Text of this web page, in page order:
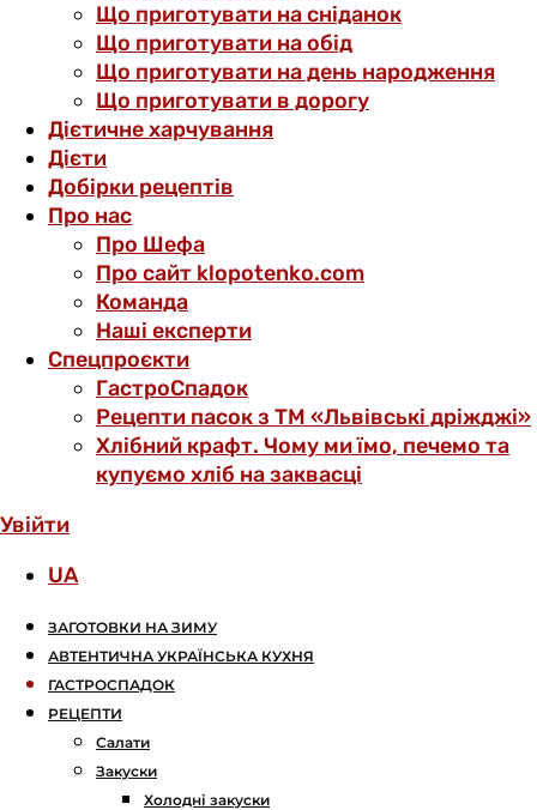
Що приготувати на сніданок
Що приготувати на обід
Що приготувати на день народження
Що приготувати в дорогу
Дієтичне харчування
Дієти
Добірки рецептів
Про нас
Про Шефа
Про сайт klopotenko.com
Команда
Наші експерти
Спецпроєкти
ГастроСпадок
Рецепти пасок з ТМ «Львівські дріжджі»
Хлібний крафт. Чому ми їмо, печемо та
купуємо хліб на заквасці
Увійти
UA
ЗАГОТОВКИ НА ЗИМУ
АВТЕНТИЧНА УКРАЇНСЬКА КУХНЯ
ГАСТРОСПАДОК
РЕЦЕПТИ
Салати
Закуски
Холодні закуски